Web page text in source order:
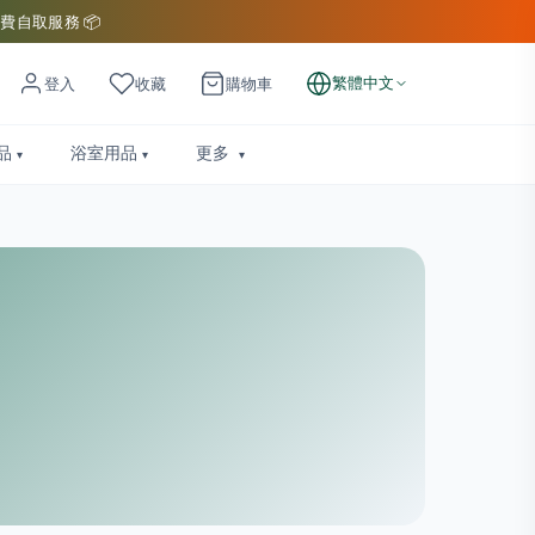
自取服務 📦
登入 收藏 購物車 繁體中文
浴室用品 更多